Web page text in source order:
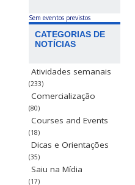
Sem eventos previstos
CATEGORIAS DE
NOTÍCIAS
Atividades semanais
(233)
Comercialização
(80)
Courses and Events
(18)
Dicas e Orientações
(35)
Saiu na Mídia
(17)